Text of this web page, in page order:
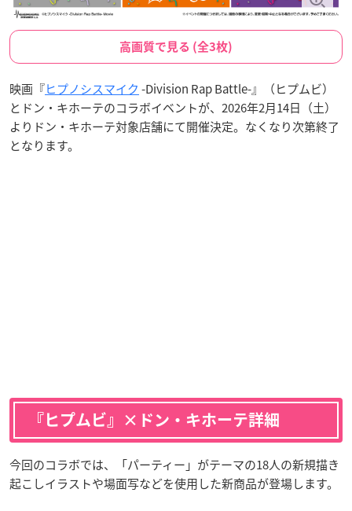
高画質で見る (全3枚)
映画『ヒプノシスマイク -Division Rap Battle-』（ヒプムビ）
とドン・キホーテのコラボイベントが、2026年2月14日（土）
よりドン・キホーテ対象店舗にて開催決定。なくなり次第終了
となります。
『ヒプムビ』×ドン・キホーテ詳細
今回のコラボでは、「パーティー」がテーマの18人の新規描き
起こしイラストや場面写などを使用した新商品が登場します。